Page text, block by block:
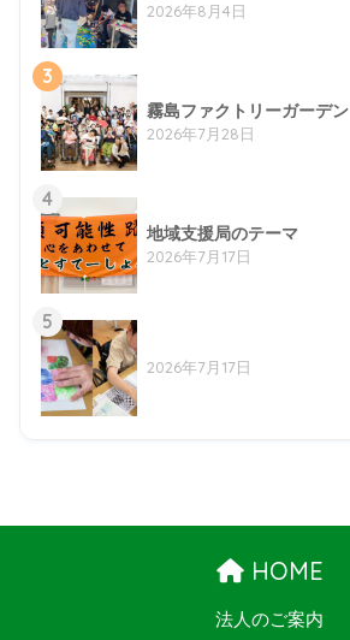
2026年8月4日
3
霧島ファクトリーガーデン
2026年7月28日
4
地域支援局のテーマ
2026年7月17日
5
2026年7月17日
HOME
法人のご案内